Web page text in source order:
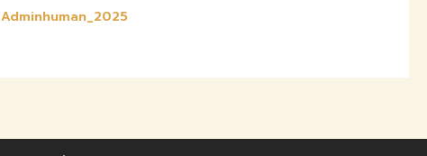
Adminhuman_2025